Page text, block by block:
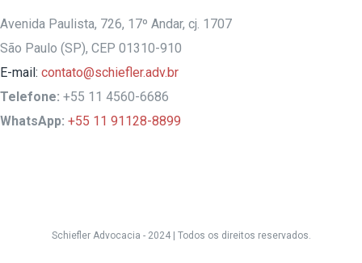
Avenida Paulista, 726, 17º Andar, cj. 1707
São Paulo (SP), CEP 01310-910
E-mail: contato@schiefler.adv.br
Telefone: +55 11 4560-6686
WhatsApp: +55 11 91128-8899
Schiefler Advocacia - 2024 | Todos os direitos reservados.